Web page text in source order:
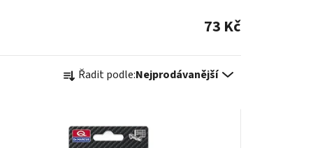
73 Kč
Ř
z
Řadit podle:Nejprodávanější